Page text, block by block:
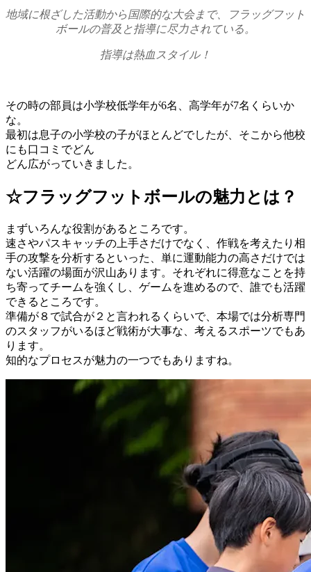
地域に根ざした活動から国際的な大会まで、フラッグフット
ボールの普及と指導に尽力されている。
指導は熱血スタイル！
その時の部員は小学校低学年が6名、高学年が7名くらいか
な。
最初は息子の小学校の子がほとんどでしたが、そこから他校
にも口コミでどん
どん広がっていきました。
☆フラッグフットボールの魅力とは？
まずいろんな役割があるところです。
速さやパスキャッチの上手さだけでなく、作戦を考えたり相
手の攻撃を分析するといった、単に運動能力の高さだけでは
ない活躍の場面が沢山あります。それぞれに得意なことを持
ち寄ってチームを強くし、ゲームを進めるので、誰でも活躍
できるところです。
準備が８で試合が２と言われるくらいで、本場では分析専門
のスタッフがいるほど戦術が大事な、考えるスポーツでもあ
ります。
知的なプロセスが魅力の一つでもありますね。